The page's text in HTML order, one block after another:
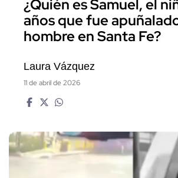
¿Quién es Samuel, el
años que fue
hombre en Santa Fe?
Laura Vázquez
11 de abril de 2026